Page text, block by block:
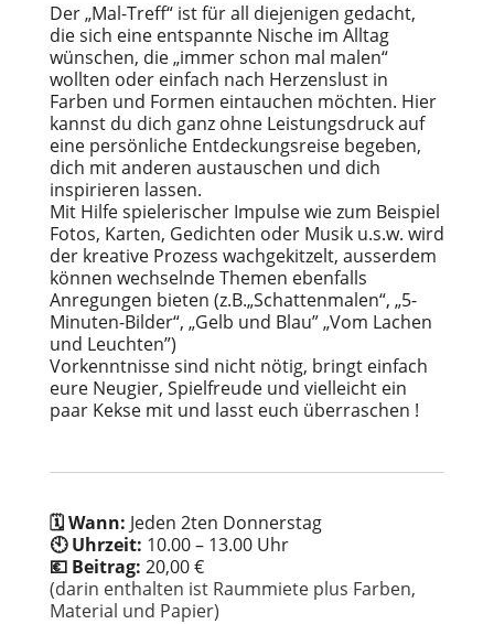
Der „Mal-Treff“ ist für all diejenigen gedacht,
die sich eine entspannte Nische im Alltag
wünschen, die „immer schon mal malen“
wollten oder einfach nach Herzenslust in
Farben und Formen eintauchen möchten. Hier
kannst du dich ganz ohne Leistungsdruck auf
eine persönliche Entdeckungsreise begeben,
dich mit anderen austauschen und dich
inspirieren lassen.
Mit Hilfe spielerischer Impulse wie zum Beispiel
Fotos, Karten, Gedichten oder Musik u.s.w. wird
der kreative Prozess wachgekitzelt, ausserdem
können wechselnde Themen ebenfalls
Anregungen bieten (z.B.„Schattenmalen“, „5-
Minuten-Bilder“, „Gelb und Blau” „Vom Lachen
und Leuchten”)
Vorkenntnisse sind nicht nötig, bringt einfach
eure Neugier, Spielfreude und vielleicht ein
paar Kekse mit und lasst euch überraschen !
🗓️ Wann: Jeden 2ten Donnerstag
🕙 Uhrzeit: 10.00 – 13.00 Uhr
💶 Beitrag: 20,00 €
(darin enthalten ist Raummiete plus Farben,
Material und Papier)